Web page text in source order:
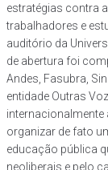
estratégias contra
trabalhadores e
auditório da
de abertura foi
Andes, Fasubra,
entidade Outras
internacionalmente
organizar de fato
educação pública
neoliberais e pelo